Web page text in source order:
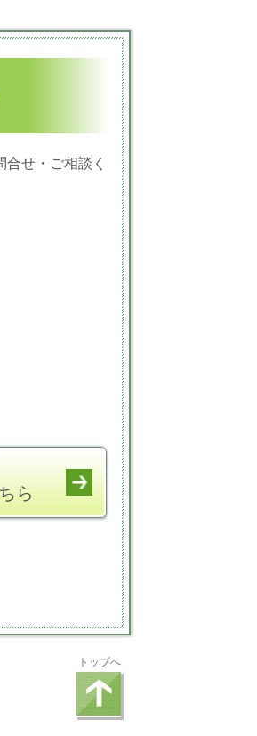
せ・ご相談く
ら
トップへ